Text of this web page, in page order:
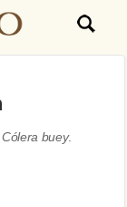
Cólera buey.